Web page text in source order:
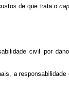
de que trata o
civil por
a